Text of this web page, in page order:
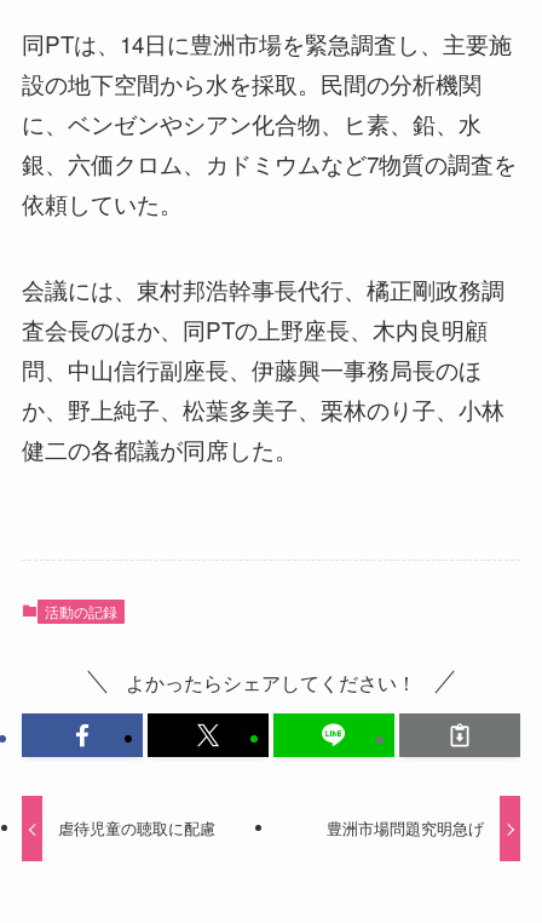
同PTは、14日に豊洲市場を緊急調査し、主要施
設の地下空間から水を採取。民間の分析機関
に、ベンゼンやシアン化合物、ヒ素、鉛、水
銀、六価クロム、カドミウムなど7物質の調査を
依頼していた。
会議には、東村邦浩幹事長代行、橘正剛政務調
査会長のほか、同PTの上野座長、木内良明顧
問、中山信行副座長、伊藤興一事務局長のほ
か、野上純子、松葉多美子、栗林のり子、小林
健二の各都議が同席した。
活動の記録
よかったらシェアしてください！
虐待児童の聴取に配慮 豊洲市場問題究明急げ